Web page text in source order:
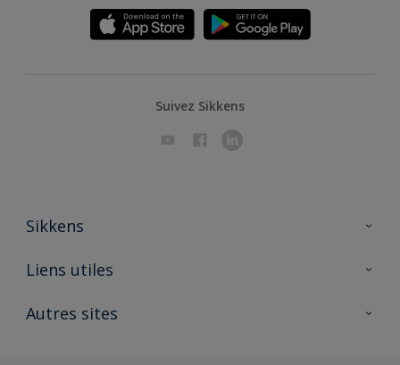
Suivez Sikkens
Sikkens
A propos de Sikkens
Liens utiles
Ouvrir un magasin PASS
Autres sites